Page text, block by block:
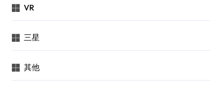
VR
三星
其他